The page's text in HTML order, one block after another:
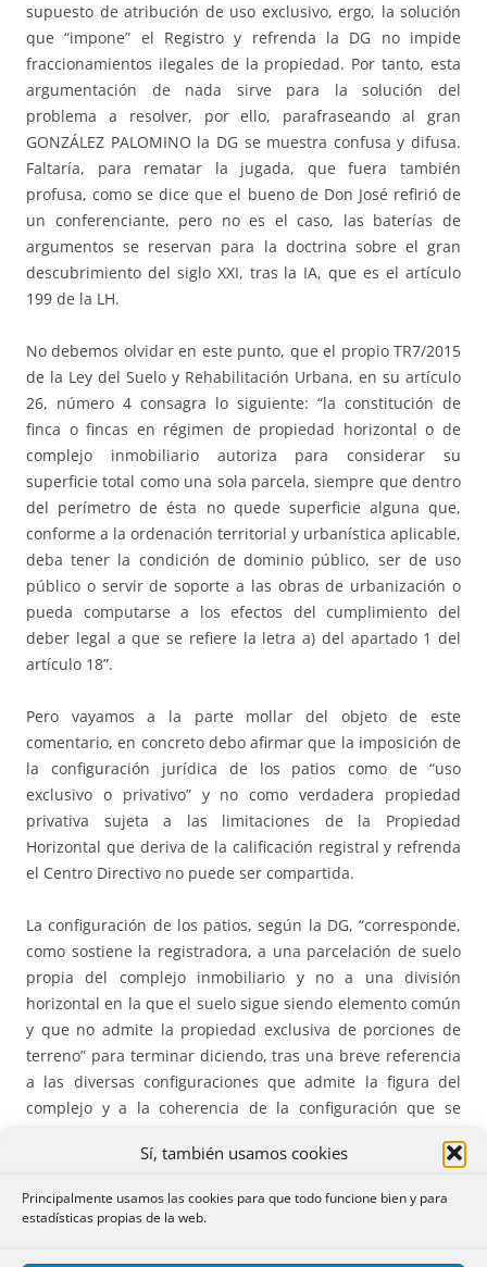
Sí, también usamos cookies
Principalmente usamos las cookies para que todo funcione bien y para
estadísticas propias de la web.
supuesto de atribución de uso exclusivo, ergo, la solución
que “impone” el Registro y refrenda la DG no impide
fraccionamientos ilegales de la propiedad. Por tanto, esta
argumentación de nada sirve para la solución del
problema a resolver, por ello, parafraseando al gran
GONZÁLEZ PALOMINO la DG se muestra confusa y difusa.
Faltaría, para rematar la jugada, que fuera también
profusa, como se dice que el bueno de Don José refirió de
un conferenciante, pero no es el caso, las baterías de
argumentos se reservan para la doctrina sobre el gran
descubrimiento del siglo XXI, tras la IA, que es el artículo
199 de la LH.
No debemos olvidar en este punto, que el propio TR7/2015
de la Ley del Suelo y Rehabilitación Urbana, en su artículo
26, número 4 consagra lo siguiente: “la constitución de
finca o fincas en régimen de propiedad horizontal o de
complejo inmobiliario autoriza para considerar su
superficie total como una sola parcela, siempre que dentro
del perímetro de ésta no quede superficie alguna que,
conforme a la ordenación territorial y urbanística aplicable,
deba tener la condición de dominio público, ser de uso
público o servir de soporte a las obras de urbanización o
pueda computarse a los efectos del cumplimiento del
deber legal a que se refiere la letra a) del apartado 1 del
artículo 18”.
Pero vayamos a la parte mollar del objeto de este
comentario, en concreto debo afirmar que la imposición de
la configuración jurídica de los patios como de “uso
exclusivo o privativo” y no como verdadera propiedad
privativa sujeta a las limitaciones de la Propiedad
Horizontal que deriva de la calificación registral y refrenda
el Centro Directivo no puede ser compartida.
La configuración de los patios, según la DG, “corresponde,
como sostiene la registradora, a una parcelación de suelo
propia del complejo inmobiliario y no a una división
horizontal en la que el suelo sigue siendo elemento común
y que no admite la propiedad exclusiva de porciones de
terreno” para terminar diciendo, tras una breve referencia
a las diversas configuraciones que admite la figura del
complejo y a la coherencia de la configuración que se
presentado, que lo que resulta incompatible es describir
división horizontal “tumbada” de la parcela, aunque esta